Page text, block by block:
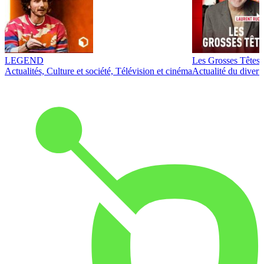
LEGEND
Actualités, Culture et société, Télévision et cinéma
Les Grosses Têtes
Actualité du